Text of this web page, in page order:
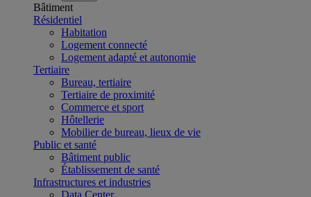
Bâtiment
Résidentiel
Habitation
Logement connecté
Logement adapté et autonomie
Tertiaire
Bureau, tertiaire
Tertiaire de proximité
Commerce et sport
Hôtellerie
Mobilier de bureau, lieux de vie
Public et santé
Bâtiment public
Établissement de santé
Infrastructures et industries
Data Center